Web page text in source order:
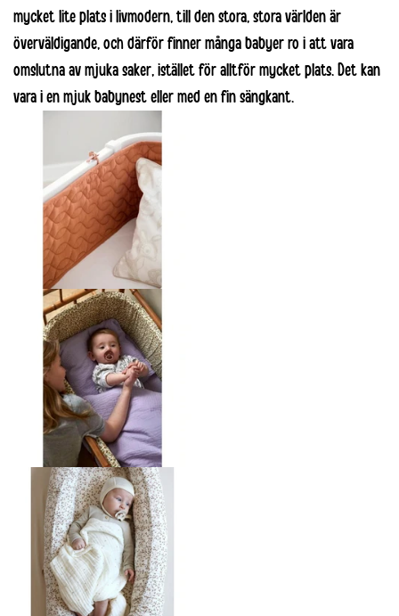
mycket lite plats i livmodern, till den stora, stora världen är
överväldigande, och därför finner många babyer ro i att vara
omslutna av mjuka saker, istället för alltför mycket plats. Det kan
vara i en mjuk babynest eller med en fin sängkant.